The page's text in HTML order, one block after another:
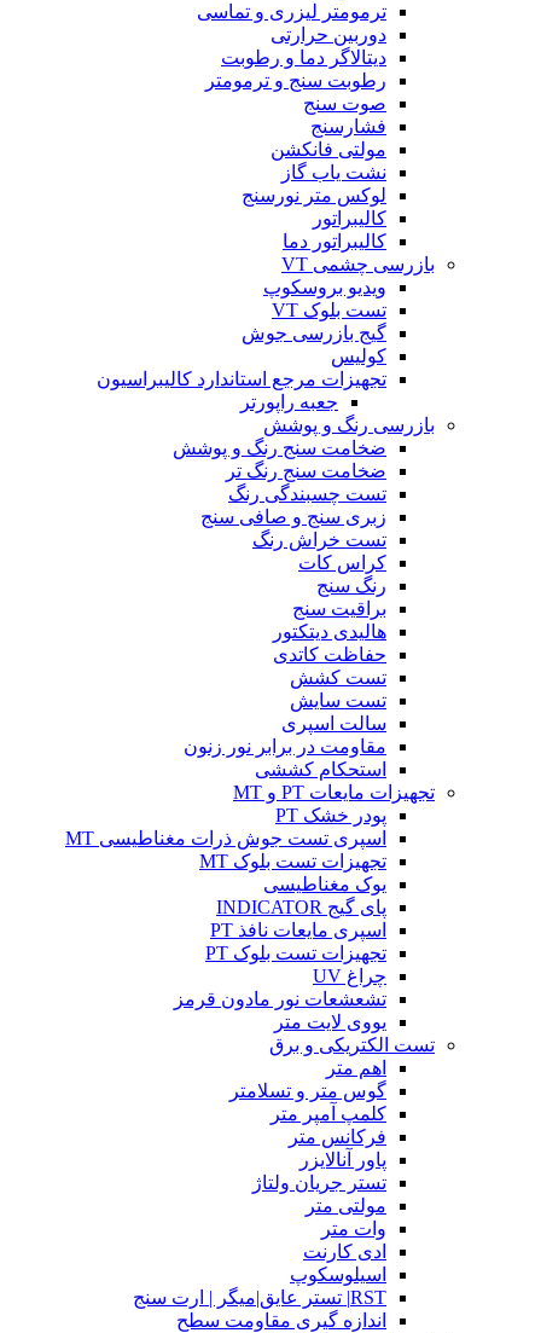
ترمومتر لیزری و تماسی
دوربین حرارتی
دیتالاگر دما و رطوبت
رطوبت سنج و ترمومتر
صوت سنج
فشارسنج
مولتی فانکشن
نشت یاب گاز
لوکس متر نورسنج
کالیبراتور
کالیبراتور دما
بازرسی چشمی VT
ویدیو بروسکوپ
تست بلوک VT
گیج بازرسی جوش
کولیس
تجهیزات مرجع استاندارد کالیبراسیون
جعبه راپورتر
بازرسی رنگ و پوشش
ضخامت سنج رنگ و پوشش
ضخامت سنج رنگ تر
تست چسبندگی رنگ
زبری سنج و صافی سنج
تست خراش رنگ
کراس کات
رنگ سنج
براقیت سنج
هالیدی دیتکتور
حفاظت کاتدی
تست کشش
تست سایش
سالت اسپری
مقاومت در برابر نور زنون
استحکام کششی
تجهیزات مایعات PT و MT
پودر خشک PT
اسپری تست جوش ذرات مغناطیسی MT
تجهیزات تست بلوک MT
یوک مغناطیسی
پای گیج INDICATOR
اسپری مایعات نافذ PT
تجهیزات تست بلوک PT
چراغ UV
تشعشعات نور مادون قرمز
یووی لایت متر
تست الکتریکی و برق
اهم متر
گوس متر و تسلامتر
کلمپ آمپر متر
فرکانس متر
پاور آنالایزر
تستر جریان ولتاژ
مولتی متر
وات متر
ادی کارنت
اسیلوسکوپ
RST| تستر عایق|میگر | ارت سنج
اندازه گیری مقاومت سطح